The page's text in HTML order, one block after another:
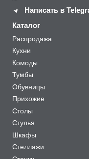
Написать в
Каталог
Распродажа
Кухни
Комоды
Тумбы
Обувницы
Прихожие
Столы
Стулья
Шкафы
Стеллажи